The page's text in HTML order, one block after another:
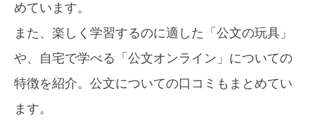
めています。
また、楽しく学習するのに適した「公文の玩具」
や、自宅で学べる「公文オンライン」についての
特徴を紹介。公文についての口コミもまとめてい
ます。